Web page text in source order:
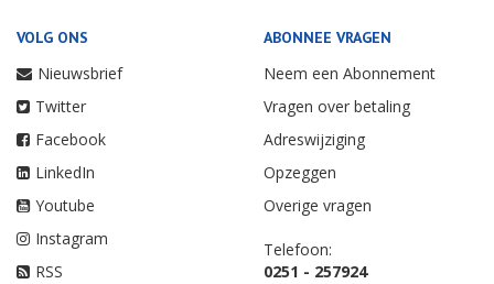
VOLG ONS
Nieuwsbrief
Twitter
Facebook
LinkedIn
Youtube
Instagram
RSS
ABONNEE VRAGEN
Neem een Abonnement
Vragen over betaling
Adreswijziging
Opzeggen
Overige vragen
Telefoon:
0251 - 257924